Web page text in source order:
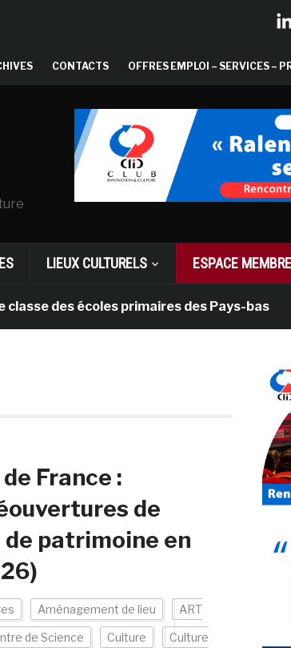
CONTACTS OFFRES EMPLOI – SERVICES –
LIEUX CULTURELS ESPACE
des écoles primaires des Pays-bas il
France :
de
patrimoine en
Aménagement de lieu ART
de Science Culture Culture